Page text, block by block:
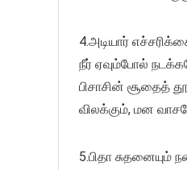
4.அடியார்
நீர் ஏவும்போல்
பிசாசின் சூதைத்
விலக்கும், மன
5.பிதா சுதனையும்